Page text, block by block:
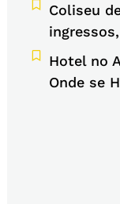
Coliseu
Hotel no
Onde se